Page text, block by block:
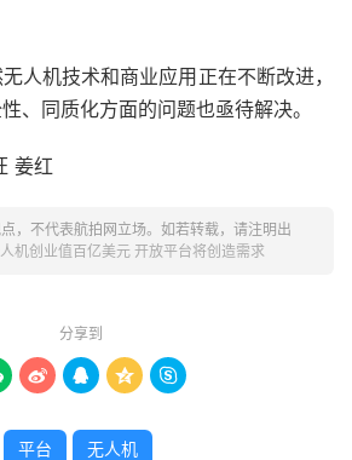
人机技术和商业应用正在不断改进，
、同质化方面的问题也亟待解决。
姜红
，不代表航拍网立场。如若转载，请注明出
机创业值百亿美元 开放平台将创造需求
分享到
   
平台 无人机